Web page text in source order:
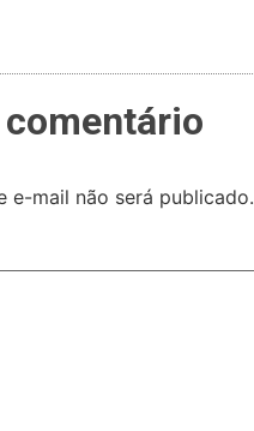
e-mail não será publicado.